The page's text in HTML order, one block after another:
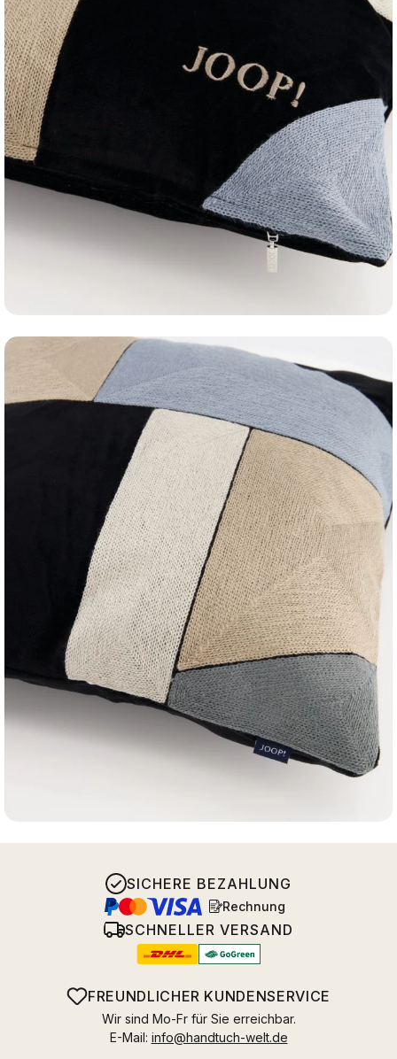
SICHERE BEZAHLUNG
Rechnung
SCHNELLER VERSAND
FREUNDLICHER KUNDENSERVICE
Wir sind Mo-Fr für Sie erreichbar.
E-Mail: info@handtuch-welt.de